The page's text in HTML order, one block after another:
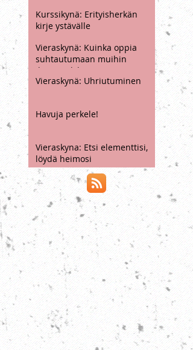
Kurssikynä: Elämän
sirkuskaruselli
Kurssikynä: Erityisherkän
kirje ystävälle
Vieraskynä: Kuinka oppia
suhtautumaan muihin
ymmärtävämmin
Vieraskynä: Uhriutuminen
Havuja perkele!
Vieraskyna: Etsi elementtisi,
löydä heimosi